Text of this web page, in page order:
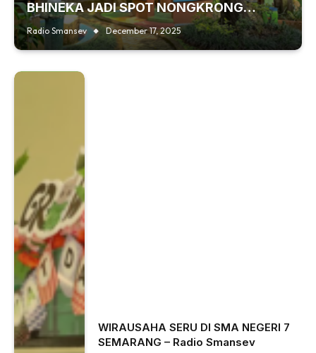
BHINEKA JADI SPOT NONGKRONG
FAVORIT MURID SMA NEGERI 7
SEMARANG – Radio Smansev
Radio Smansev December 17, 2025
WIRAUSAHA SERU DI SMA NEGERI 7
SEMARANG – Radio Smansev